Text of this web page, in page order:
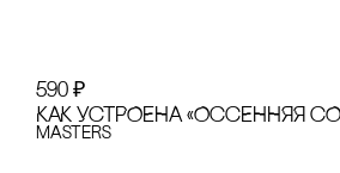
590 ₽
КАК УсТРОЕНА «ОссЕННЯЯ
Masters